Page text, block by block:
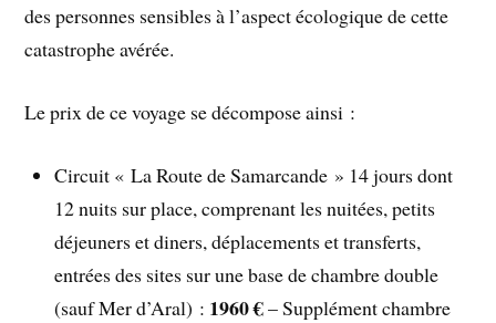
des personnes sensibles à l’aspect écologique de cette
catastrophe avérée.
Le prix de ce voyage se décompose ainsi :
Circuit « La Route de Samarcande » 14 jours dont
12 nuits sur place, comprenant les nuitées, petits
déjeuners et diners, déplacements et transferts,
entrées des sites sur une base de chambre double
(sauf Mer d’Aral) : 1960 €– Supplément chambre